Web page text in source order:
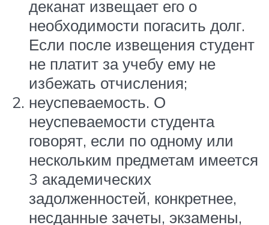
деканат извещает его о
необходимости погасить долг.
Если после извещения студент
не платит за учебу ему не
избежать отчисления;
неуспеваемость. О
неуспеваемости студента
говорят, если по одному или
нескольким предметам имеется
3 академических
задолженностей, конкретнее,
несданные зачеты, экзамены,